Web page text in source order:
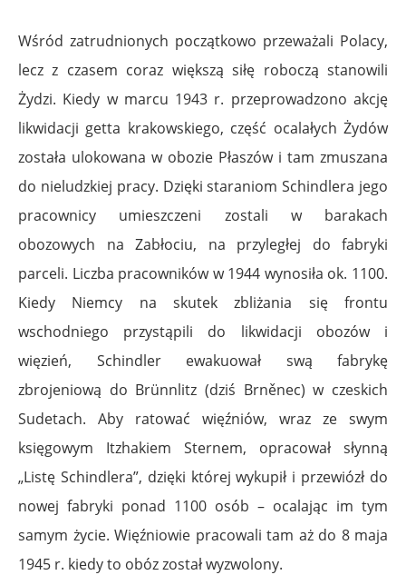
Wśród zatrudnionych początkowo przeważali Polacy,
lecz z czasem coraz większą siłę roboczą stanowili
Żydzi. Kiedy w marcu 1943 r. przeprowadzono akcję
likwidacji getta krakowskiego, część ocalałych Żydów
została ulokowana w obozie Płaszów i tam zmuszana
do nieludzkiej pracy. Dzięki staraniom Schindlera jego
pracownicy umieszczeni zostali w barakach
obozowych na Zabłociu, na przyległej do fabryki
parceli. Liczba pracowników w 1944 wynosiła ok. 1100.
Kiedy Niemcy na skutek zbliżania się frontu
wschodniego przystąpili do likwidacji obozów i
więzień, Schindler ewakuował swą fabrykę
zbrojeniową do Brünnlitz (dziś Brněnec) w czeskich
Sudetach. Aby ratować więźniów, wraz ze swym
księgowym Itzhakiem Sternem, opracował słynną
„Listę Schindlera”, dzięki której wykupił i przewiózł do
nowej fabryki ponad 1100 osób – ocalając im tym
samym życie. Więźniowie pracowali tam aż do 8 maja
1945 r. kiedy to obóz został wyzwolony.